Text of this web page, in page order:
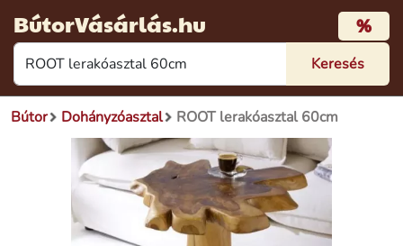
BútorVásárlás.hu %
Bútor Dohányzóasztal ROOT lerakóasztal 60cm